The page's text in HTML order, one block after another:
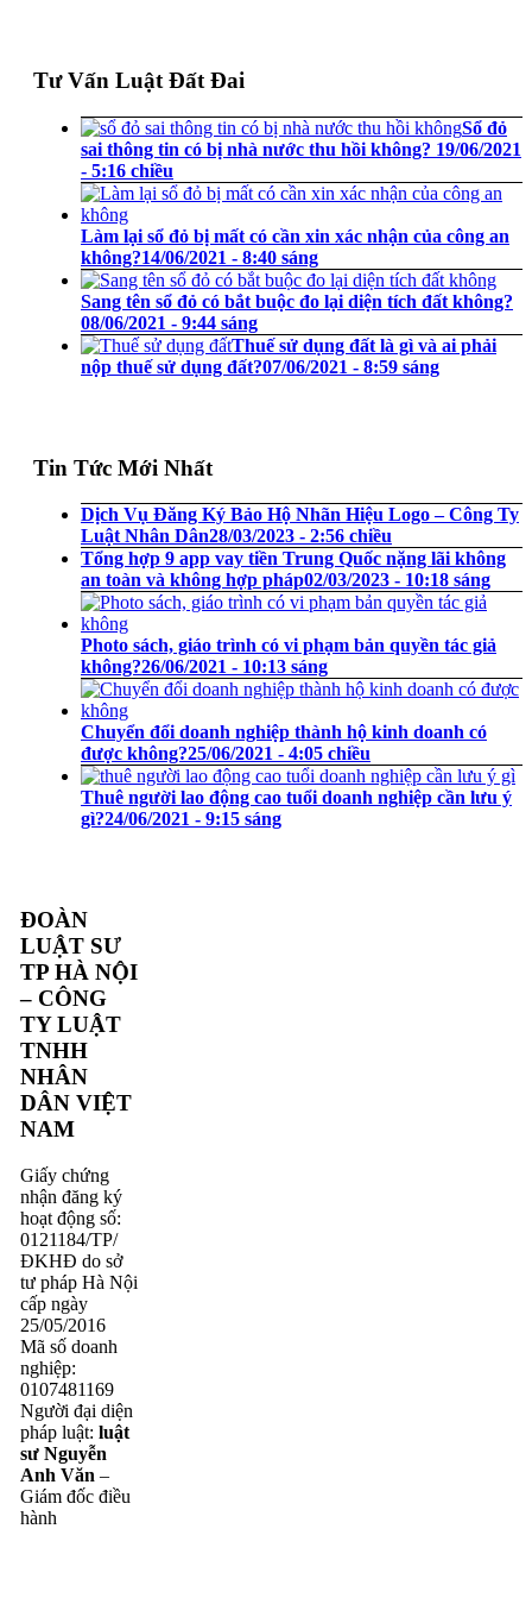
Tư Vấn Luật Đất Đai
Sổ đỏ
sai thông tin có bị nhà nước thu hồi không? 19/06/2021
- 5:16 chiều
Làm lại sổ đỏ bị mất có cần xin xác nhận của công an
không?14/06/2021 - 8:40 sáng
Sang tên sổ đỏ có bắt buộc đo lại diện tích đất không?
08/06/2021 - 9:44 sáng
Thuế sử dụng đất là gì và ai phải
nộp thuế sử dụng đất?07/06/2021 - 8:59 sáng
Tin Tức Mới Nhất
Dịch Vụ Đăng Ký Bảo Hộ Nhãn Hiệu Logo – Công Ty
Luật Nhân Dân28/03/2023 - 2:56 chiều
Tổng hợp 9 app vay tiền Trung Quốc nặng lãi không
an toàn và không hợp pháp02/03/2023 - 10:18 sáng
Photo sách, giáo trình có vi phạm bản quyền tác giả
không?26/06/2021 - 10:13 sáng
Chuyển đổi doanh nghiệp thành hộ kinh doanh có
được không?25/06/2021 - 4:05 chiều
Thuê người lao động cao tuổi doanh nghiệp cần lưu ý
gì?24/06/2021 - 9:15 sáng
ĐOÀN
LUẬT SƯ
TP HÀ NỘI
– CÔNG
TY LUẬT
TNHH
NHÂN
DÂN VIỆT
NAM
Giấy chứng
nhận đăng ký
hoạt động số:
0121184/TP/
ĐKHĐ do sở
tư pháp Hà Nội
cấp ngày
25/05/2016
Mã số doanh
nghiệp:
0107481169
Người đại diện
pháp luật: luật
sư Nguyễn
Anh Văn –
Giám đốc điều
hành